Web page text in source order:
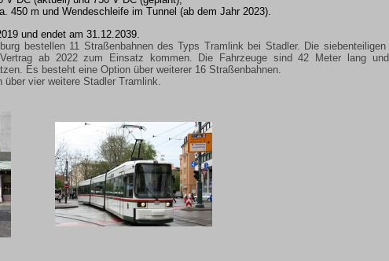
450 m und Wendeschleife im Tunnel (ab dem Jahr 2023).
und endet am 31.12.2039.
bestellen 11 Straßenbahnen des Typs Tramlink bei Stadler. Die siebenteiligen
ab 2022 zum Einsatz kommen. Die Fahrzeuge sind 42 Meter lang
Es besteht eine Option über weiterer 16 Straßenbahnen.
vier weitere Stadler Tramlink.